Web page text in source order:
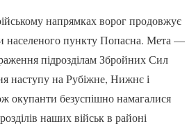
напрямках ворог продовжує
населеного пункту Попасна. Мета —
підрозділам Збройних Сил
наступу на Рубіжне, Нижнє і
окупанти безуспішно намагалися
наших військ в районі